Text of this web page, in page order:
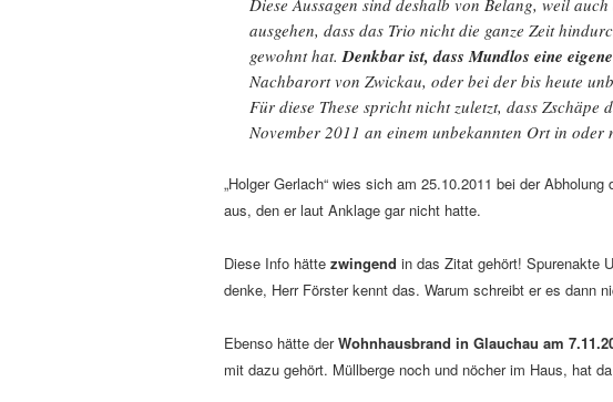
Diese Aussagen sind deshalb von Belang, weil
ausgehen, dass das Trio nicht die ganze Zeit
gewohnt hat.Denkbar ist, dass Mundlos eine
Nachbarort von Zwickau, oder bei der bis heute
Für diese These spricht nicht zuletzt, dass
November 2011 an einem unbekannten Ort in oder
„Holger Gerlach“ wies sich am 25.10.2011 bei der
aus, den er laut Anklage gar nicht hatte.
Diese Info hätte zwingend in das Zitat gehört! Spurenakte
denke, Herr Förster kennt das. Warum schreibt er es dann
Ebenso hätte derWohnhausbrand in Glauchau am
mit dazu gehört. Müllberge noch und nöcher im Haus, hat